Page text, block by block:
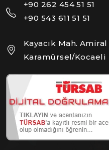
+90 262 454 51 51
+90 543 611 51 51
Kayacık Mah. Amiral
Karamürsel/Kocaeli